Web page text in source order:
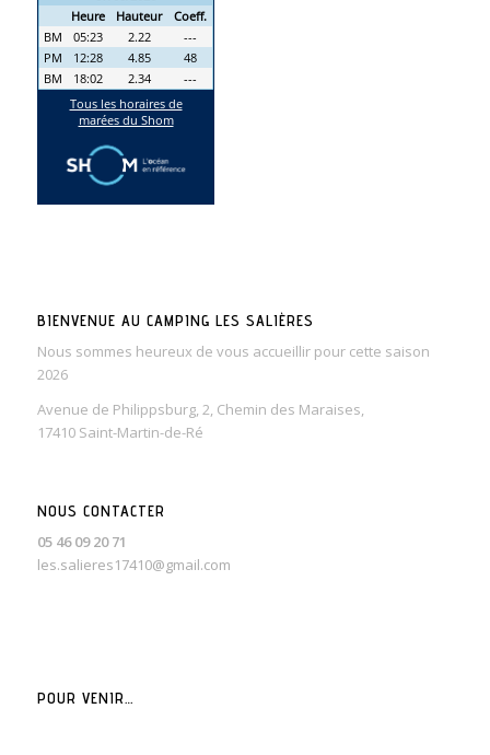
BIENVENUE AU CAMPING LES SALIÈRES
Nous sommes heureux de vous accueillir pour cette saison
2026
Avenue de Philippsburg, 2, Chemin des Maraises,
17410 Saint-Martin-de-Ré
NOUS CONTACTER
05 46 09 20 71
les.salieres17410@gmail.com
POUR VENIR…